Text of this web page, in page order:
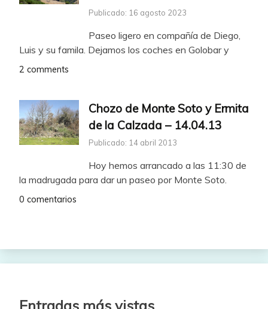
Publicado: 16 agosto 2023
Paseo ligero en compañía de Diego,
Luis y su famila. Dejamos los coches en Golobar y
2 comments
Chozo de Monte Soto y Ermita
de la Calzada – 14.04.13
Publicado: 14 abril 2013
Hoy hemos arrancado a las 11:30 de
la madrugada para dar un paseo por Monte Soto.
0 comentarios
Entradas más vistas